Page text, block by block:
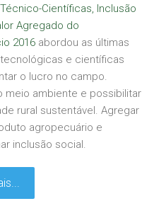
Científicas, Inclusão
Agregado do
2016 abordou as últimas
e científicas
o lucro no campo.
meio ambiente e possibilitar
rural sustentável. Agregar
agropecuário e
inclusão social.